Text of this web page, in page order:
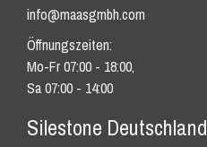
info@maasgmbh.com
Öffnungszeiten:
Mo-Fr 07:00 - 18:00,
Sa 07:00 - 14:00
Silestone Deutschland